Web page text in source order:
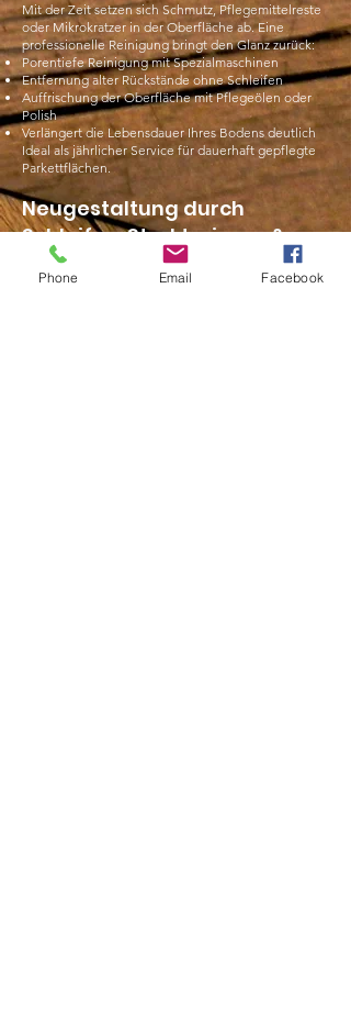
Mit der Zeit setzen sich Schmutz, Pflegemittelreste
oder Mikrokratzer in der Oberfläche ab. Eine
professionelle Reinigung bringt den Glanz zurück:
Porentiefe Reinigung mit Spezialmaschinen
Entfernung alter Rückstände ohne Schleifen
Auffrischung der Oberfläche mit Pflegeölen oder
Polish
Verlängert die Lebensdauer Ihres Bodens deutlich
Ideal als jährlicher Service für dauerhaft gepflegte
Parkettflächen.
Neugestaltung durch
Schleifen, Strukturieren &
Einfärben
Phone Email Facebook